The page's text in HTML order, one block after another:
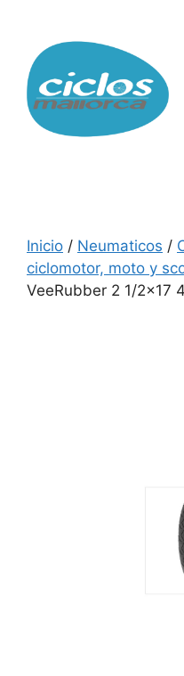
contenido
Inicio / Neumaticos /
ciclomotor, moto y
VeeRubber 2 1/2×17